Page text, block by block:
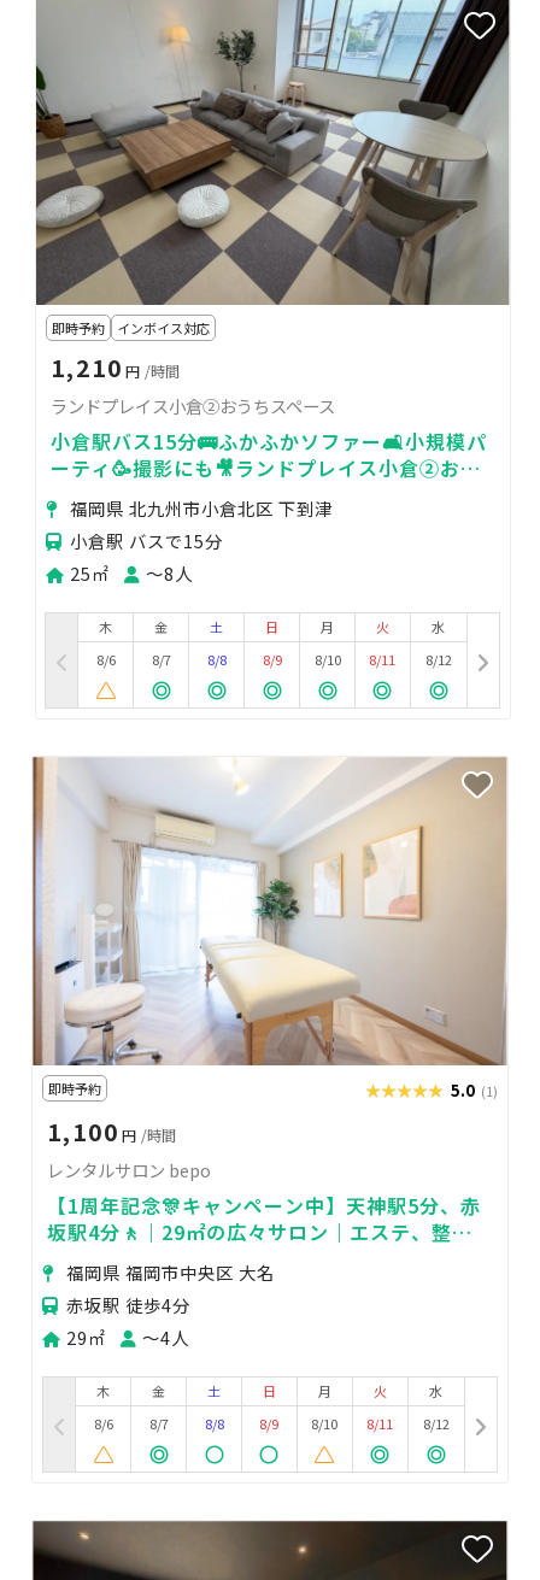
即時予約 インボイス対応
1,210 円 /時間
ランドプレイス小倉②おうちスペース
小倉駅バス15分🚌ふかふかソファー🛋️小規模パ
ーティ🥳撮影にも🎥ランドプレイス小倉②おう
ちスペース
福岡県 北九州市小倉北区 下到津
小倉駅 バスで15分
25㎡
〜8人
木
8/6
金
8/7
土
8/8
日
8/9
月
8/10
火
8/11
水
8/12
即時予約 ★★★★★
★★★★★ 5.0 (1)
1,100 円 /時間
レンタルサロン bepo
【1周年記念🎊キャンペーン中】天神駅5分、赤
坂駅4分🚶｜29㎡の広々サロン｜エステ、整
体、マッサージ、美容レッスンなど用途様々👌
福岡県 福岡市中央区 大名
赤坂駅 徒歩4分
29㎡
〜4人
木
8/6
金
8/7
土
8/8
日
8/9
月
8/10
火
8/11
水
8/12